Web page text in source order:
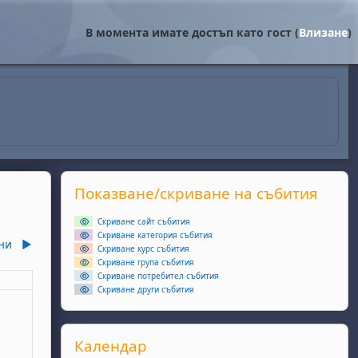
В момента имате достъп като гост (Влизане)
▶︎
2 майнеделя, 3 май
Supplementary blocks
Прескочи Показване/скриване на събития
Показване/скриване на събития
Скриване сайт събития
Скриване категория събития
Скриване курс събития
Скриване група събития
Скриване потребител събития
Скриване други събития
Прескочи Календар
Календар